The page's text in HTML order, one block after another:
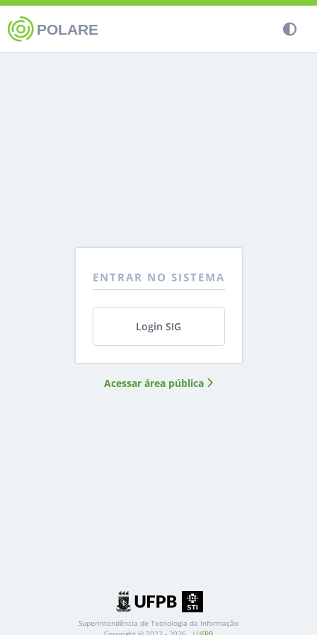
POLARE
ENTRAR NO SISTEMA
Login SIG
Acessar área pública
Superintendência de Tecnologia da Informação